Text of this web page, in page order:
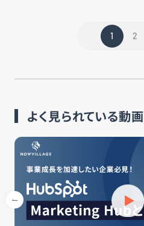
1 2
よく見られている動画